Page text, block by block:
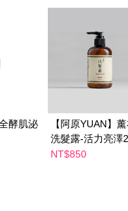
sebelum anda menerima
bahawa anda boleh
(cth.: produk
masa yang lebih
membuat pembayaran
menerima pesanan.
pertama boleh sehingga
akan berdasarkan
besar daripada NT$20.
untuk pesanan
untuk pesanan
untuk pesanan
酵肌泌
【阿原YUAN】
洗髮露-活力亮澤
NT$850